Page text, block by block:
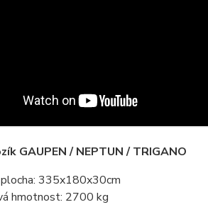
GAUPEN / NEPTUN / TRIGANO
plocha: 335x180x30cm
hmotnost: 2700 kg